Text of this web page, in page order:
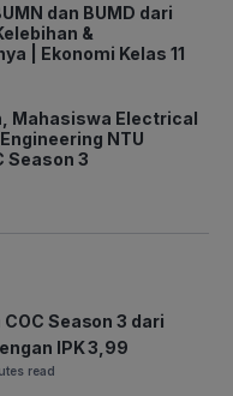
dan BUMD dari
&
| Ekonomi Kelas 11
Mahasiswa Electrical
NTU
Season 3
Season 3 dari
IPK 3,99
read